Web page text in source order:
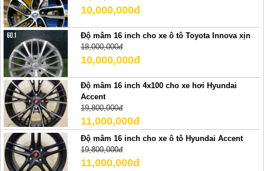
10,000,000đ
Độ mâm 16 inch cho xe ô tô Toyota Innova xịn
18,000,000đ
10,000,000đ
Độ mâm 16 inch 4x100 cho xe hơi Hyundai
Accent
19,800,000đ
11,000,000đ
Độ mâm 16 inch cho xe ô tô Hyundai Accent
19,800,000đ
11,000,000đ